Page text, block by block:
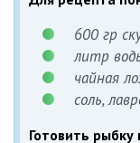
600 гр
литр
чайная
соль,
Готовить рыбку